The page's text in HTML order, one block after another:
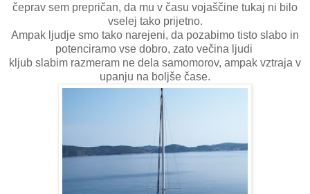
čeprav sem prepričan, da mu v času vojaščine tukaj ni bilo
vselej tako prijetno.
Ampak ljudje smo tako narejeni, da pozabimo tisto slabo in
potenciramo vse dobro, zato večina ljudi
kljub slabim razmeram ne dela samomorov, ampak vztraja v
upanju na boljše čase.